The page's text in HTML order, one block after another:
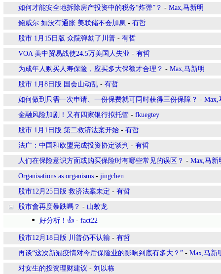
如何才能安全地拆除房产投资中的税务“炸弹”？ - Max,马新明
鲍威尔 如没有通胀 美联储不会加息 - 有哲
股市 1月15日版 众院弹劾了川普 - 有哲
VOA 美中贸易战使24.5万美国人失业 - 有哲
为成年人购买人寿保险，应买多大保额才合理？ - Max,马新明
股市 1月8日版 国会山动乱 - 有哲
如何做到只需一次申请、一份保费就可同时获得三份保障？ - Max,
金融风险加剧！又有四家银行拟托管 - fkuegtey
股市 1月1日版 第二救济法案开始 - 有哲
法广：中国和欧盟完成投资协定谈判 - 有哲
人们在保险意识方面或购买保险时有哪些常见的误区？ - Max,马新
Organisations as organisms - jingchen
股市12月25日版 救济法案未定 - 有哲
股市會再度暴跌嗎？ - 山蛟龙
好分析！👍 - fact22
股市12月18日版 川普仍不认输 - 有哲
再谈“这次新冠疫情对今后保险业的影响到底有多大？” - Max,马新
对女生的投资理财建议 - 刘以栋